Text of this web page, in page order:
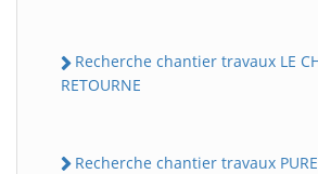
Recherche chantier travaux LE
RETOURNE
Recherche chantier travaux PURE